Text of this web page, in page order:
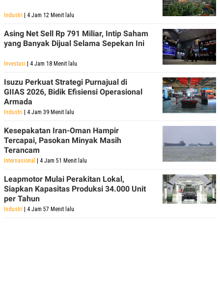
Industri | 4 Jam 12 Menit lalu
Asing Net Sell Rp 791 Miliar, Intip Saham
yang Banyak Dijual Selama Sepekan Ini
Investasi | 4 Jam 18 Menit lalu
Isuzu Perkuat Strategi Purnajual di
GIIAS 2026, Bidik Efisiensi Operasional
Armada
Industri | 4 Jam 39 Menit lalu
Kesepakatan Iran-Oman Hampir
Tercapai, Pasokan Minyak Masih
Terancam
Internasional | 4 Jam 51 Menit lalu
Leapmotor Mulai Perakitan Lokal,
Siapkan Kapasitas Produksi 34.000 Unit
per Tahun
Industri | 4 Jam 57 Menit lalu